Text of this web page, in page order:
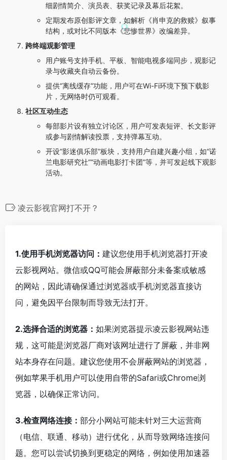
细剧情简介、演员表、获奖记录及幕后花絮。
定期发布原创影评文章，如解析《肖申克的救赎》叙事
结构，或对比不同版本《悲惨世界》改编差异。
跨终端观影管理
用户账号支持手机、平板、智能电视多端同步，观影记
录与收藏夹自动云备份。
提供“离线缓存”功能，用户可在Wi-Fi环境下预下载影
片，无网络时仍可观看。
社区互动生态
每部影片设有独立讨论区，用户可发表短评、长文影评
或参与剧情解读投票，支持弹幕互动。
开设“影迷俱乐部”板块，支持用户自建兴趣小组，如“诺
兰电影研究社”“动画电影打卡团”等，并可发起线下观影
活动。
凌云影视官网打不开？
1.使用手机浏览器访问： 建议您使用手机浏览器打开凌
云影视网站。微信或QQ可能会屏蔽部分未备案或敏感
的网站，因此请确保通过浏览器或手机浏览器直接访
问，避免因平台限制而导致无法打开。
2.选择合适的浏览器： 如果浏览器提示凌云影视网站违
规，这可能是浏览器厂商对该网址进行了屏蔽，并非网
站本身存在问题。建议您使用不会屏蔽网站的浏览器，
例如苹果手机用户可以使用自带的Safari或Chrome浏
览器，以确保正常访问。
3.检查网络连接： 部分小网站可能未针对三大运营商
（电信、联通、移动）进行优化，从而导致网络连接问
题。您可以尝试切换到更稳定的网络，例如使用加速器